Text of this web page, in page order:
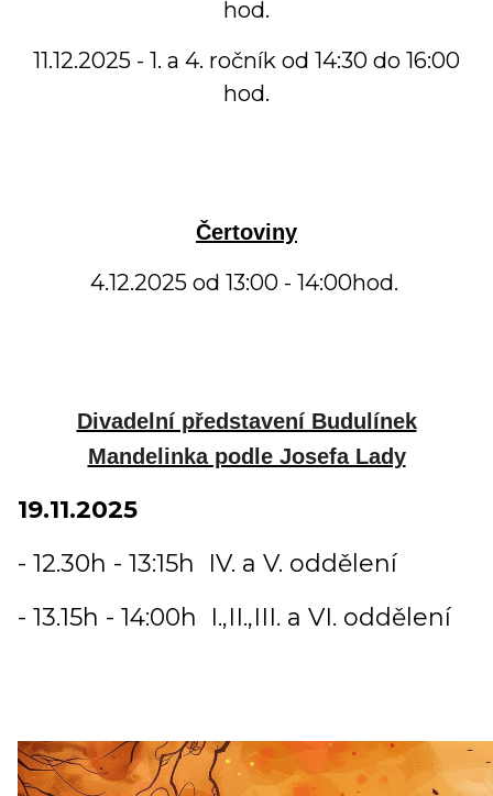
hod.
11.12.2025 - 1. a 4. ročník od 14:30 do 16:00
hod.
Čertoviny
4.12.2025 od 13:00 - 14:00hod.
Divadelní představení Budulínek
Mandelinka podle Josefa Lady
19.11.2025
- 12.30h - 13:15h IV. a V. oddělení
- 13.15h - 14:00h I.,II.,III. a VI. oddělení